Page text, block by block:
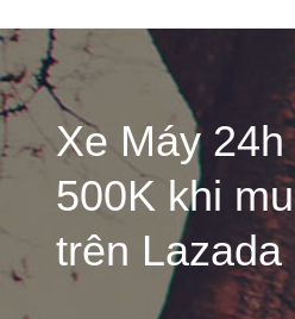
Xe Máy
500K khi
trên Lazada